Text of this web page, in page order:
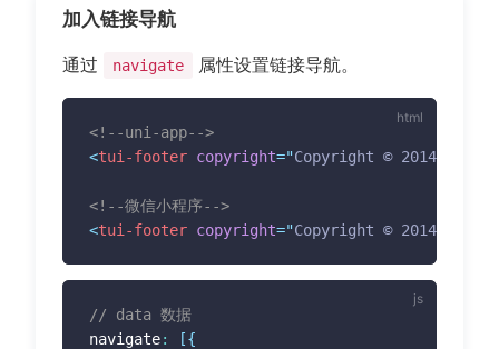
加入链接导航
通过 navigate 属性设置链接导航。
<!--uni-app-->
<tui-footer copyright="Copyright © 2014-2019
<!--微信小程序-->
<tui-footer copyright="Copyright © 2014-2019
// data 数据
navigate: [{